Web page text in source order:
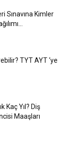
Sınavına Kimler
TYT AYT ‘ye
Kaç Yıl? Diş
Maaşları